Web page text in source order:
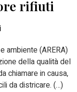
rifiuti
ambiente (ARERA)
della qualità del
chiamare in causa,
da districare. (…)